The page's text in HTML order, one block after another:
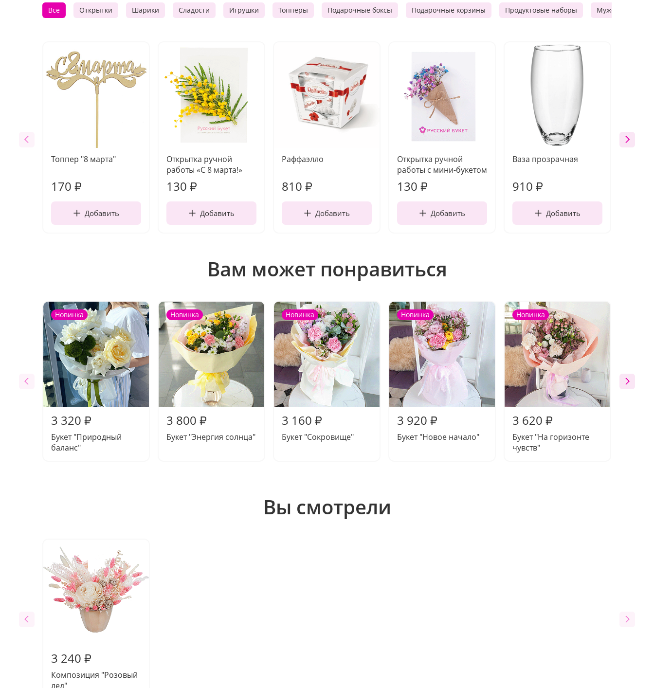
Все Открытки Шарики Сладости Игрушки Топперы Подарочные боксы Подарочные корзины Продуктовые наборы Мужские
Топпер "8 марта"
170 ₽
Добавить
Открытка ручной
работы «С 8 марта!»
130 ₽
Добавить
Раффаэлло
810 ₽
Добавить
Открытка ручной
работы с мини-букетом
130 ₽
Добавить
Ваза прозрачная
910 ₽
Добавить
Вам может понравиться
Новинка
3 320 ₽
Букет "Природный
баланс"
Новинка
3 800 ₽
Букет "Энергия солнца"
Новинка
3 160 ₽
Букет "Сокровище"
Новинка
3 920 ₽
Букет "Новое начало"
Новинка
3 620 ₽
Букет "На горизонте
чувств"
Вы смотрели
3 240 ₽
Композиция "Розовый
лед"